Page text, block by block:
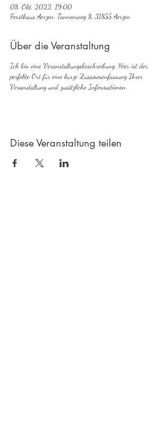
08. Okt. 2022, 19:00
Forsthaus Aerzen, Tannenweg 8, 31855 Aerzen
Über die Veranstaltung
Ich bin eine Veranstaltungsbeschreibung. Hier ist der
perfekte Ort für eine kurze Zusammenfassung Ihrer
Veranstaltung und zusätzliche Informationen.
Diese Veranstaltung teilen